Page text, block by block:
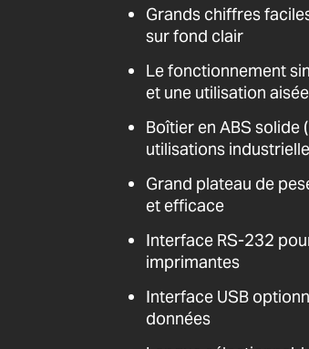
Grands chiffres
sur fond clair
Le fonctionnement
et une utilisation
Boîtier en ABS
utilisations
Grand plateau de
et efficace
Interface RS-232
imprimantes
Interface USB
données